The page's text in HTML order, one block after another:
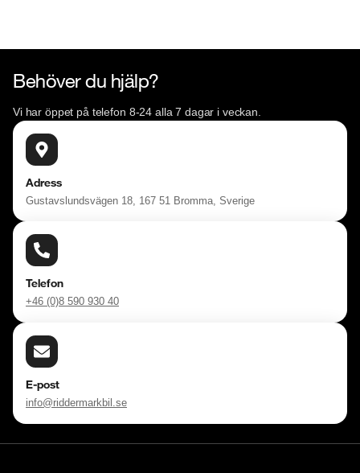
Behöver du hjälp?
Vi har öppet på telefon 8-24 alla 7 dagar i veckan.
Adress
Gustavslundsvägen 18, 167 51 Bromma, Sverige
Telefon
+46 (0)8 590 930 40
E-post
info@riddermarkbil.se